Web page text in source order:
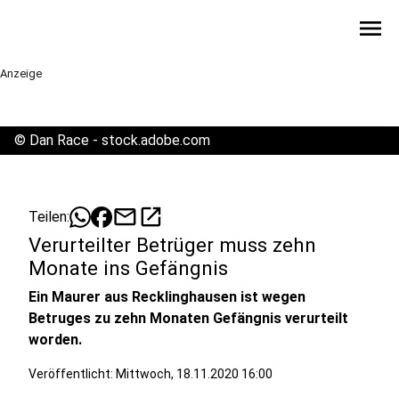
menu
Anzeige
© Dan Race - stock.adobe.com
Teilen: mailopen_in_new
Verurteilter Betrüger muss zehn
Monate ins Gefängnis
Ein Maurer aus Recklinghausen ist wegen
Betruges zu zehn Monaten Gefängnis verurteilt
worden.
Veröffentlicht: Mittwoch, 18.11.2020 16:00